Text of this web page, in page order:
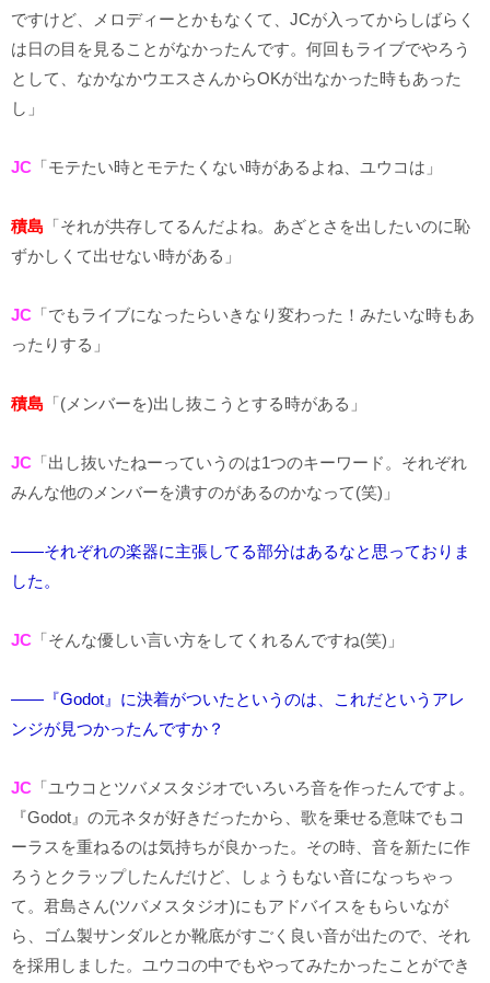
ですけど、メロディーとかもなくて、JCが入ってからしばらく
は日の目を見ることがなかったんです。何回もライブでやろう
として、なかなかウエスさんからOKが出なかった時もあった
し」
JC 「モテたい時とモテたくない時があるよね、ユウコは」
積島 「それが共存してるんだよね。あざとさを出したいのに恥
ずかしくて出せない時がある」
JC 「でもライブになったらいきなり変わった！みたいな時もあ
ったりする」
積島 「(メンバーを)出し抜こうとする時がある」
JC 「出し抜いたねーっていうのは1つのキーワード。それぞれ
みんな他のメンバーを潰すのがあるのかなって(笑)」
――それぞれの楽器に主張してる部分はあるなと思っておりま
した。
JC 「そんな優しい言い方をしてくれるんですね(笑)」
――『Godot』に決着がついたというのは、これだというアレ
ンジが見つかったんですか？
JC 「ユウコとツバメスタジオでいろいろ音を作ったんですよ。
『Godot』の元ネタが好きだったから、歌を乗せる意味でもコ
ーラスを重ねるのは気持ちが良かった。その時、音を新たに作
ろうとクラップしたんだけど、しょうもない音になっちゃっ
て。君島さん(ツバメスタジオ)にもアドバイスをもらいなが
ら、ゴム製サンダルとか靴底がすごく良い音が出たので、それ
を採用しました。ユウコの中でもやってみたかったことができ